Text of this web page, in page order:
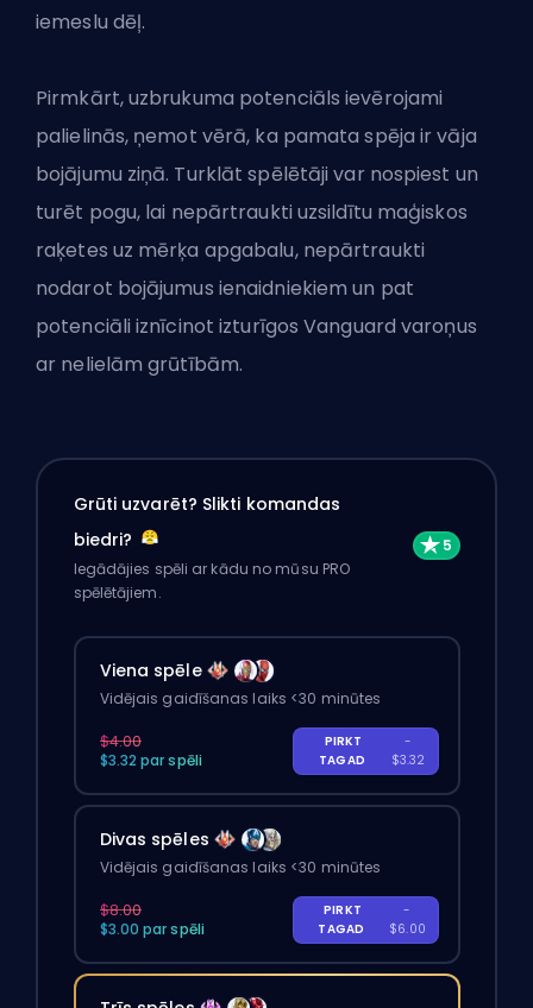
iemeslu dēļ.
Pirmkārt, uzbrukuma potenciāls ievērojami
palielinās, ņemot vērā, ka pamata spēja ir vāja
bojājumu ziņā. Turklāt spēlētāji var nospiest un
turēt pogu, lai nepārtraukti uzsildītu maģiskos
raķetes uz mērķa apgabalu, nepārtraukti
nodarot bojājumus ienaidniekiem un pat
potenciāli iznīcinot izturīgos Vanguard varoņus
ar nelielām grūtībām.
Grūti uzvarēt? Slikti komandas
biedri?
Iegādājies spēli ar kādu no mūsu PRO
spēlētājiem.
Viena spēle
Vidējais gaidīšanas laiks <30 minūtes
$4.00
$3.32 par spēli
PIRKT
TAGAD
-
$3.32
Divas spēles
Vidējais gaidīšanas laiks <30 minūtes
$8.00
$3.00 par spēli
PIRKT
TAGAD
-
$6.00